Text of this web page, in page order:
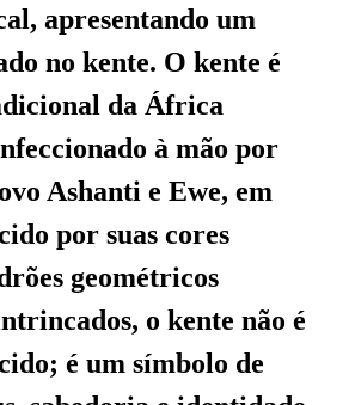
apresentando um
no kente. O kente é
da África
à mão por
Ashanti e Ewe, em
por suas cores
geométricos
o kente não é
é um símbolo de